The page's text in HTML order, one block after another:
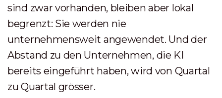
sind zwar vorhanden, bleiben aber lokal
begrenzt: Sie werden nie
unternehmensweit angewendet. Und der
Abstand zu den Unternehmen, die KI
bereits eingeführt haben, wird von Quartal
zu Quartal grösser.